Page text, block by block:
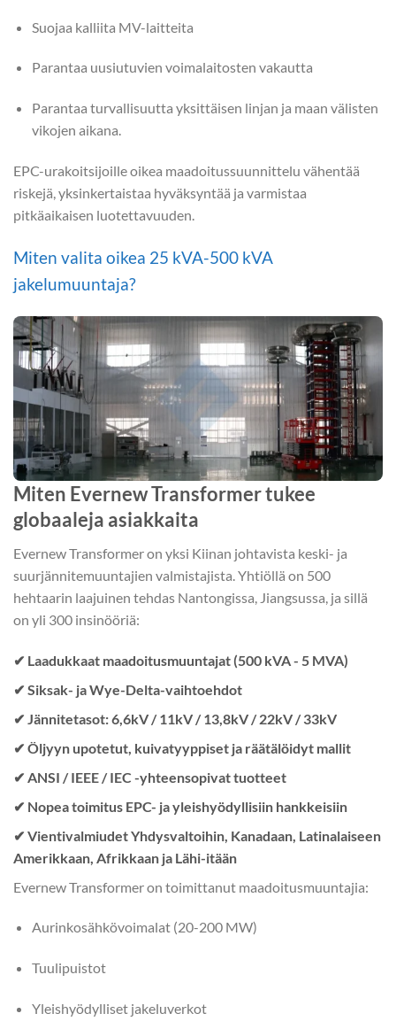
Suojaa kalliita MV-laitteita
Parantaa uusiutuvien voimalaitosten vakautta
Parantaa turvallisuutta yksittäisen linjan ja maan välisten
vikojen aikana.
EPC-urakoitsijoille oikea maadoitussuunnittelu vähentää
riskejä, yksinkertaistaa hyväksyntää ja varmistaa
pitkäaikaisen luotettavuuden.
Miten valita oikea 25 kVA-500 kVA
jakelumuuntaja?
Miten Evernew Transformer tukee
globaaleja asiakkaita
Evernew Transformer on yksi Kiinan johtavista keski- ja
suurjännitemuuntajien valmistajista. Yhtiöllä on 500
hehtaarin laajuinen tehdas Nantongissa, Jiangsussa, ja sillä
on yli 300 insinööriä:
✔ Laadukkaat maadoitusmuuntajat (500 kVA - 5 MVA)
✔ Siksak- ja Wye-Delta-vaihtoehdot
✔ Jännitetasot: 6,6kV / 11kV / 13,8kV / 22kV / 33kV
✔ Öljyyn upotetut, kuivatyyppiset ja räätälöidyt mallit
✔ ANSI / IEEE / IEC -yhteensopivat tuotteet
✔ Nopea toimitus EPC- ja yleishyödyllisiin hankkeisiin
✔ Vientivalmiudet Yhdysvaltoihin, Kanadaan, Latinalaiseen
Amerikkaan, Afrikkaan ja Lähi-itään
Evernew Transformer on toimittanut maadoitusmuuntajia:
Aurinkosähkövoimalat (20-200 MW)
Tuulipuistot
Yleishyödylliset jakeluverkot